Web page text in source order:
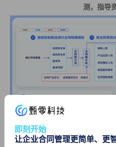
测，指导
即刻开始
让企业合同管理更简单、更智